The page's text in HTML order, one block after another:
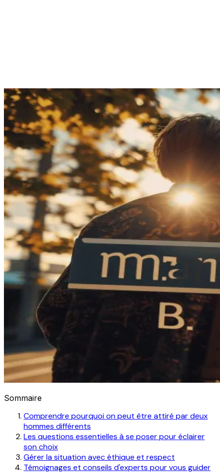
Sommaire
Comprendre pourquoi on peut être attiré par deux
hommes différents
Les questions essentielles à se poser pour éclairer
son choix
Gérer la situation avec éthique et respect
Témoignages et conseils d'experts pour vous guider